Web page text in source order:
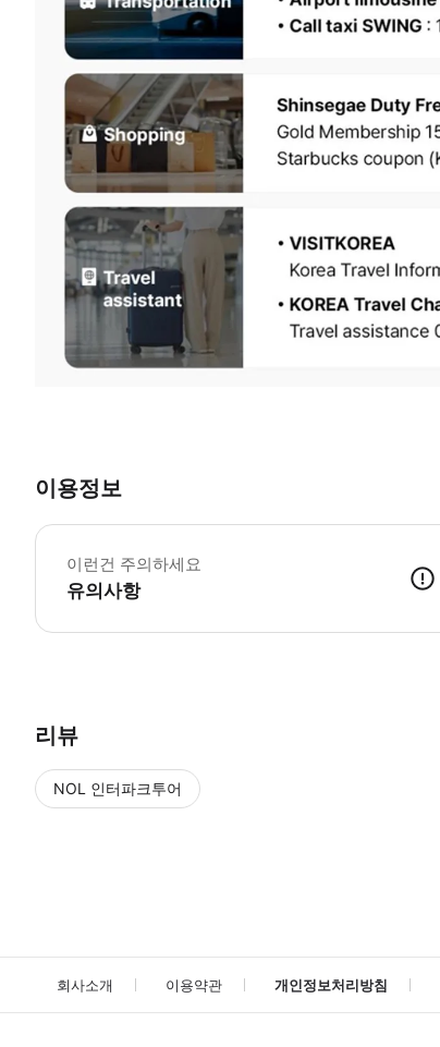
이용정보
이런건 주의하세요
유의사항
리뷰
NOL 인터파크투어
회사소개 이용약관 개인정보처리방침